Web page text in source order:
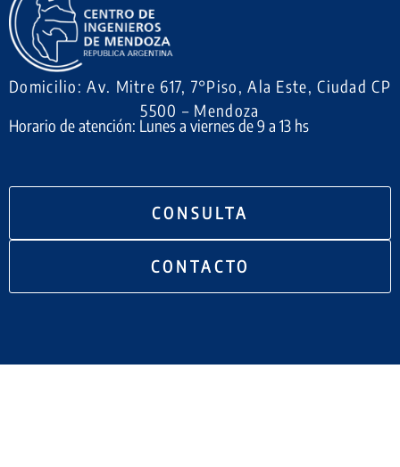
Domicilio: Av. Mitre 617, 7°Piso, Ala Este, Ciudad CP
5500 – Mendoza
Horario de atención: Lunes a viernes de 9 a 13 hs
CONSULTA
CONTACTO